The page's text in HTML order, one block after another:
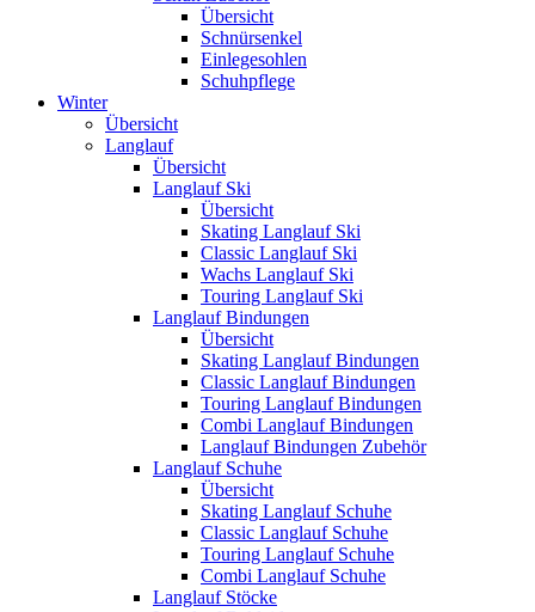
Übersicht
Schnürsenkel
Einlegesohlen
Schuhpflege
Winter
Übersicht
Langlauf
Übersicht
Langlauf Ski
Übersicht
Skating Langlauf Ski
Classic Langlauf Ski
Wachs Langlauf Ski
Touring Langlauf Ski
Langlauf Bindungen
Übersicht
Skating Langlauf Bindungen
Classic Langlauf Bindungen
Touring Langlauf Bindungen
Combi Langlauf Bindungen
Langlauf Bindungen Zubehör
Langlauf Schuhe
Übersicht
Skating Langlauf Schuhe
Classic Langlauf Schuhe
Touring Langlauf Schuhe
Combi Langlauf Schuhe
Langlauf Stöcke